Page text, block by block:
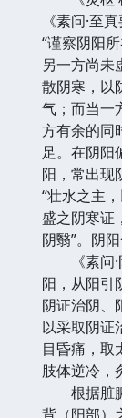
《素问·至
“谨察阴阳
另一方尚未
散阴寒，以
气；而当一
方有余的同
足。在阴阳
阳，常出现
“壮水之主
盛之阴寒证
阴翳”。阴
《素问·
阳，从阳引
阴证治阴、
以采取阴证
目昏痛，取
肢体逆冷，
根据脏腑